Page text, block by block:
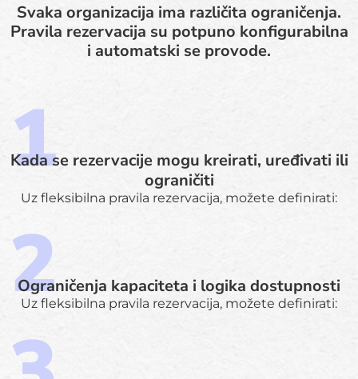
Svaka organizacija ima različita ograničenja.
Pravila rezervacija su potpuno konfigurabilna
i automatski se provode.
Kada se rezervacije mogu kreirati, uređivati ili
ograničiti
Uz fleksibilna pravila rezervacija, možete definirati:
Ograničenja kapaciteta i logika dostupnosti
Uz fleksibilna pravila rezervacija, možete definirati: